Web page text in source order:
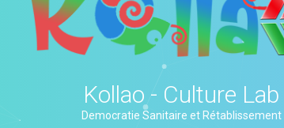
Kollao - Culture Lab
Democratie Sanitaire et Rétablissement